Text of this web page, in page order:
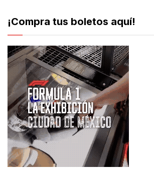
¡Compra tus boletos aquí!